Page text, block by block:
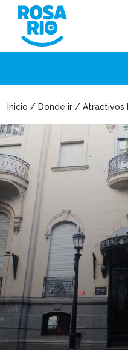
Inicio / Donde ir / Atractivos